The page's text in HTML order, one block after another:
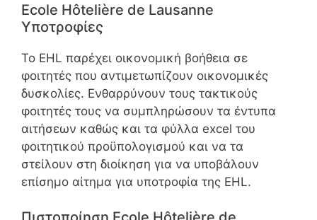
Ecole Hôtelière de Lausanne
Υποτροφίες
Το EHL παρέχει οικονομική βοήθεια σε
φοιτητές που αντιμετωπίζουν οικονομικές
δυσκολίες. Ενθαρρύνουν τους τακτικούς
φοιτητές τους να συμπληρώσουν τα έντυπα
αιτήσεων καθώς και τα φύλλα excel του
φοιτητικού προϋπολογισμού και να τα
στείλουν στη διοίκηση για να υποβάλουν
επίσημο αίτημα για υποτροφία της EHL.